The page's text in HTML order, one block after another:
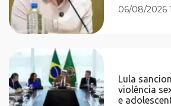
06/08/2026
Lula
violência
e